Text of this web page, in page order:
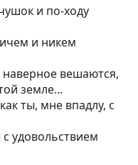
и по-ходу
и никем
наверное вешаются,
земле...
ты, мне впадлу, с
удовольствием